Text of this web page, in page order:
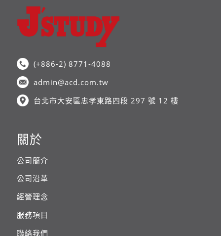
(+886-2) 8771-4088
admin@acd.com.tw
台北市大安區忠孝東路四段 297 號 12 樓
關於
公司簡介
公司沿革
經營理念
服務項目
聯絡我們